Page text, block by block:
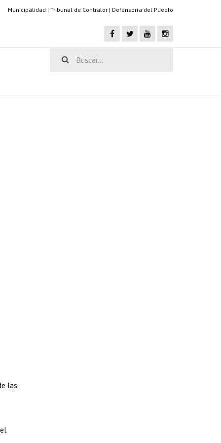
Municipalidad | Tribunal de Contralor | Defensoría del Pueblo
las